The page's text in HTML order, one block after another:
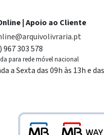
| Apoio ao Cliente
967 303 578
para rede móvel nacional
a Sexta das 09h às 13h e